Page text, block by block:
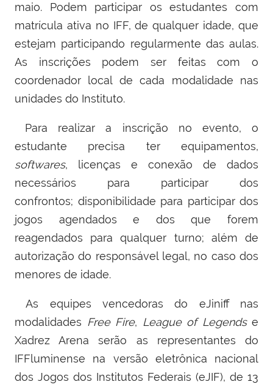
maio. Podem participar os estudantes com
matrícula ativa no IFF, de qualquer idade, que
estejam participando regularmente das aulas.
As inscrições podem ser feitas com o
coordenador local de cada modalidade nas
unidades do Instituto.
Para realizar a inscrição no evento, o
estudante precisa ter equipamentos,
softwares, licenças e conexão de dados
necessários para participar dos
confrontos; disponibilidade para participar dos
jogos agendados e dos que forem
reagendados para qualquer turno; além de
autorização do responsável legal, no caso dos
menores de idade.
As equipes vencedoras do eJiniff nas
modalidades Free Fire, League of Legendse
Xadrez Arena serão as representantes do
IFFluminense na versão eletrônica nacional
dos Jogos dos Institutos Federais (eJIF), de 13